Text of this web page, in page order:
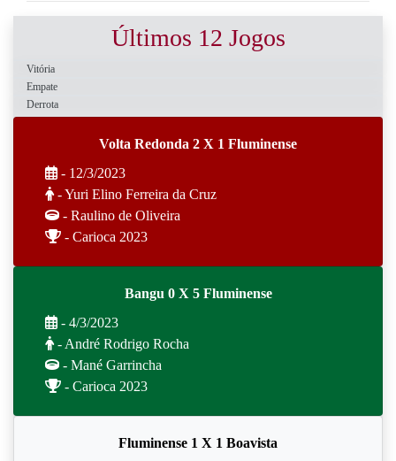
Últimos 12 Jogos
Vitória
Empate
Derrota
Volta Redonda 2 X 1 Fluminense
- 12/3/2023
- Yuri Elino Ferreira da Cruz
- Raulino de Oliveira
- Carioca 2023
Bangu 0 X 5 Fluminense
- 4/3/2023
- André Rodrigo Rocha
- Mané Garrincha
- Carioca 2023
Fluminense 1 X 1 Boavista